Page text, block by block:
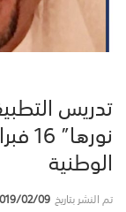
تدريس
الوطنية
تم النشر بتاريخ02/09